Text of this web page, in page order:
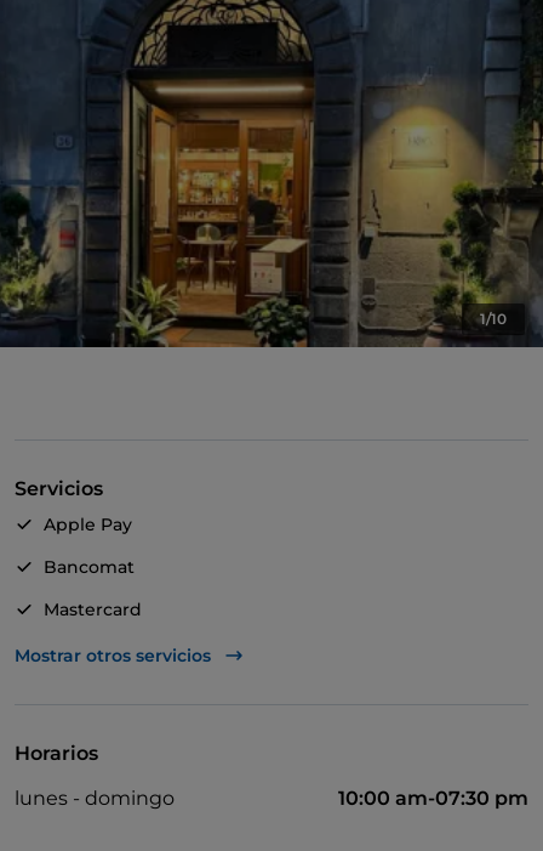
1/10
Servicios
Apple Pay
Bancomat
Mastercard
TheFork PAY
Mostrar otros servicios
Horarios
lunes - domingo
10:00 am-07:30 pm